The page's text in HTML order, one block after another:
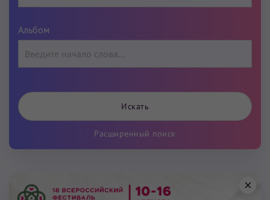
Альбом
Расширенный поиск
×